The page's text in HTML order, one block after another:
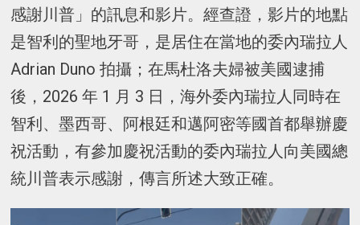
感謝川普」的訊息和影片。經查證，影片的地點
是智利的聖地牙哥，是居住在當地的委內瑞拉人
Adrian Duno 拍攝；在馬杜洛夫婦被美國逮捕
後，2026 年 1 月 3 日，海外委內瑞拉人同時在
智利、墨西哥、阿根廷和邁阿密等國首都舉辦慶
祝活動，有參加慶祝活動的委內瑞拉人向美國總
統川普表示感謝，傳言所述大致正確。